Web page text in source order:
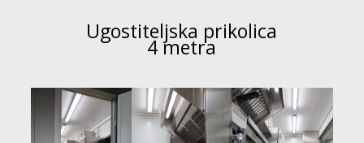
Ugostiteljska prikolica
4 metra